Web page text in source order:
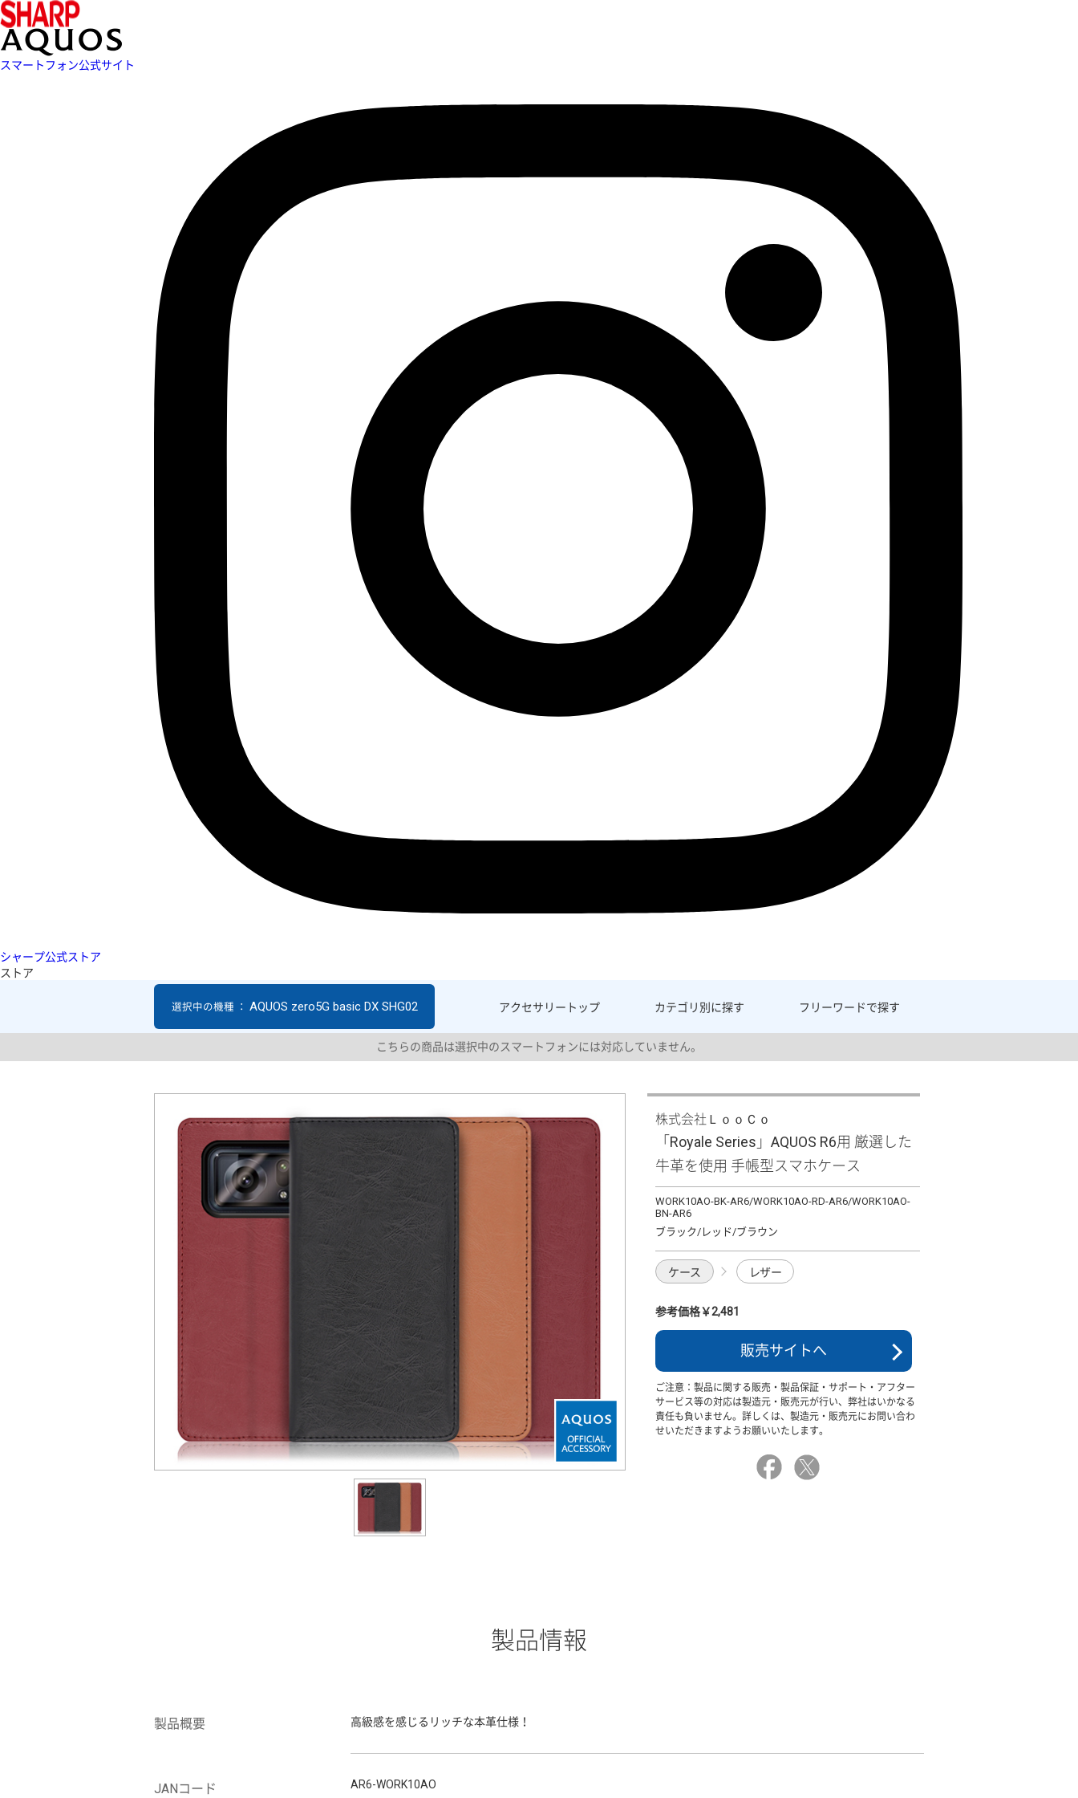
スマートフォン公式サイト
シャープ公式ストア
ストア
アクセサリー トップ カテゴリ別に探す フリーワードで探す
選択中の機種 ： AQUOS zero5G basic DX SHG02
こちらの商品は選択中のスマートフォンには対応していません。
株式会社ＬｏｏＣｏ
「Royale Series」AQUOS R6用 厳選した
牛革を使用 手帳型スマホケース
WORK10AO-BK-AR6/WORK10AO-RD-AR6/WORK10AO-
BN-AR6
ブラック/レッド/ブラウン
ケース レザー
参考価格￥2,481
販売サイトへ
ご注意：製品に関する販売・製品保証・サポート・アフター
サービス等の対応は製造元・販売元が行い、弊社はいかなる
責任も負いません。詳しくは、製造元・販売元にお問い合わ
せいただきますようお願いいたします。
製品情報
製品概要 高級感を感じるリッチな本革仕様！
JANコード AR6-WORK10AO